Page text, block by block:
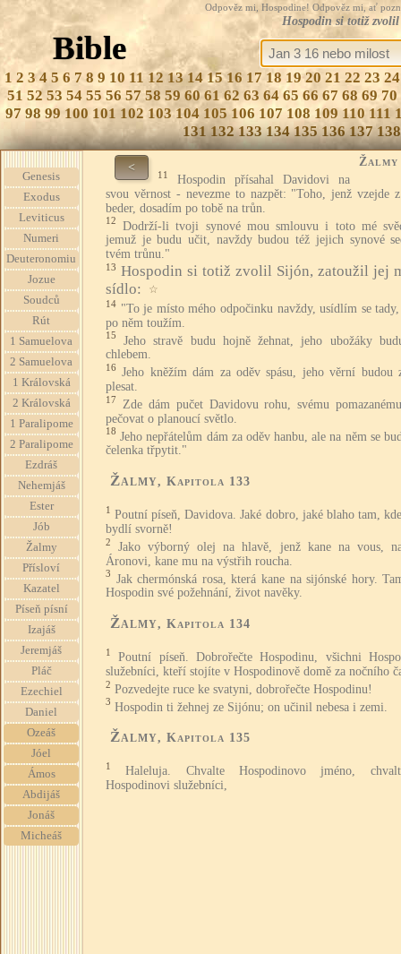
Odpověz mi, Hospodine! Odpověz mi, ať
Hospodin si totiž
Bible
1 2 3 4 5 6 7 8 9 10 11 12 13 14 15 16 17 18 19 20 21 22 23 24
51 52 53 54 55 56 57 58 59 60 61 62 63 64 65 66 67 68 69 70
97 98 99 100 101 102 103 104 105 106 107 108 109 110 111
131 132 133 134 135 136 137 138
Genesis
Exodus
Leviticus
Numeri
Deuteronomiu
Jozue
Soudců
Rút
1 Samuelova
2 Samuelova
1 Královská
2 Královská
1 Paralipome
2 Paralipome
Ezdráš
Nehemjáš
Ester
Jób
Žalmy
Přísloví
Kazatel
Píseň písní
Izajáš
Jeremjáš
Pláč
Ezechiel
Daniel
Ozeáš
Jóel
Ámos
Abdijáš
Jonáš
Micheáš
< Žalmy
11
Hospodin přísahal Davidovi na
svou věrnost - nevezme to nazpět: "Toho, jenž vzejde
beder, dosadím po tobě na trůn.
12
Dodrží-li tvoji synové mou smlouvu i toto mé
jemuž je budu učit, navždy budou též jejich synové
tvém trůnu."
13 Hospodin si totiž zvolil Sijón, zatoužil jej
sídlo:
☆
14 "To je místo mého odpočinku navždy, usídlím se
po něm toužím.
15
Jeho stravě budu hojně žehnat, jeho ubožáky
chlebem.
16
Jeho kněžím dám za oděv spásu, jeho věrní budou
plesat.
17
Zde dám pučet Davidovu rohu, svému
pečovat o planoucí světlo.
18 Jeho nepřátelům dám za oděv hanbu, ale na něm se
čelenka třpytit."
Žalmy, Kapitola 133
1 Poutní píseň, Davidova. Jaké dobro, jaké blaho tam,
bydlí svorně!
2
Jako výborný olej na hlavě, jenž kane na vous,
Áronovi, kane mu na výstřih roucha.
3 Jak chermónská rosa, která kane na sijónské hory.
Hospodin své požehnání, život navěky.
Žalmy, Kapitola 134
1
Poutní píseň. Dobrořečte Hospodinu, všichni
služebníci, kteří stojíte v Hospodinově domě za nočního
2 Pozvedejte ruce ke svatyni, dobrořečte Hospodinu!
3 Hospodin ti žehnej ze Sijónu; on učinil nebesa i zemi.
Žalmy, Kapitola 135
1
Haleluja. Chvalte Hospodinovo jméno,
Hospodinovi služebníci,